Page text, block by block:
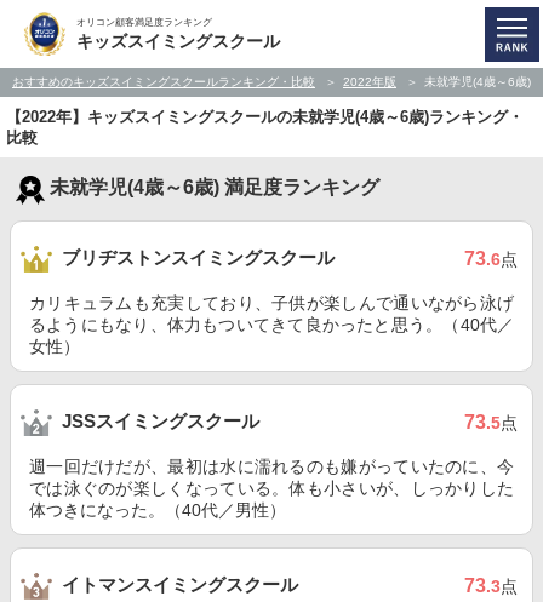
オリコン顧客満足度ランキング
キッズスイミングスクール
おすすめのキッズスイミングスクールランキング・比較 2022年版 未就学児(4歳～6歳)
【2022年】キッズスイミングスクールの未就学児(4歳～6歳)ランキング・
比較
未就学児(4歳～6歳) 満足度ランキング
ブリヂストンスイミングスクール 73.6点
カリキュラムも充実しており、子供が楽しんで通いながら泳げ
るようにもなり、体力もついてきて良かったと思う。（40代／
女性）
JSSスイミングスクール 73.5点
週一回だけだが、最初は水に濡れるのも嫌がっていたのに、今
では泳ぐのが楽しくなっている。体も小さいが、しっかりした
体つきになった。（40代／男性）
イトマンスイミングスクール 73.3点